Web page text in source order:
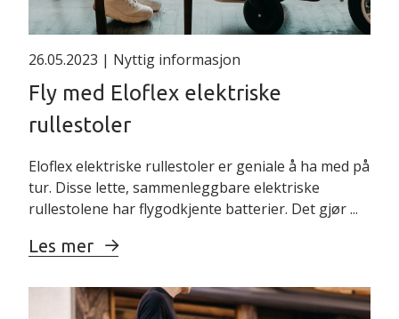
Pumpe ers Eloflex
til bilventil
301612
* Brukes ved reisekit
med andre batterier
** Må ha "Klemme
montering på Eloflex H
26.05.2023 | Nyttig informasjon
Fly med Eloflex elektriske
rullestoler
Eloflex elektriske rullestoler er geniale å ha med på
tur. Disse lette, sammenleggbare elektriske
rullestolene har flygodkjente batterier. Det gjør ...
Les mer